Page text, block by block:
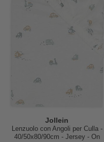
Jollein
Lenzuolo con Angoli per Culla -
40/50x80/90cm - Jersey - On